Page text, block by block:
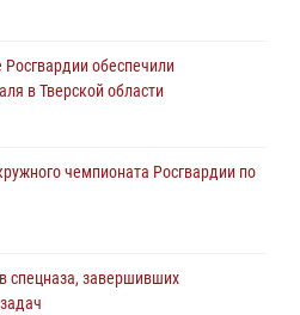
совершили 250 выездов и
неделю в Тверской области
чемпионата Росгвардии по
на дороге в городе Кашин
обеспечили
в Тверской области
чемпионата Росгвардии по
спецназа, завершивших